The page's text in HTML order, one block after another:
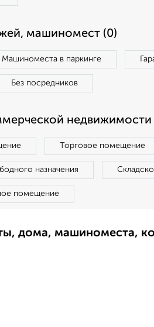
машиномест (0)
Машиноместа в паркинге
Без посредников
недвижимости
Торговое помещение
назначения
помещение
дома, машиноместа,